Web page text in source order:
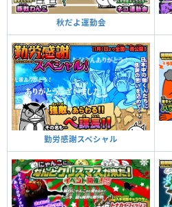
秋だよ運動会
勤労感謝スペシャル